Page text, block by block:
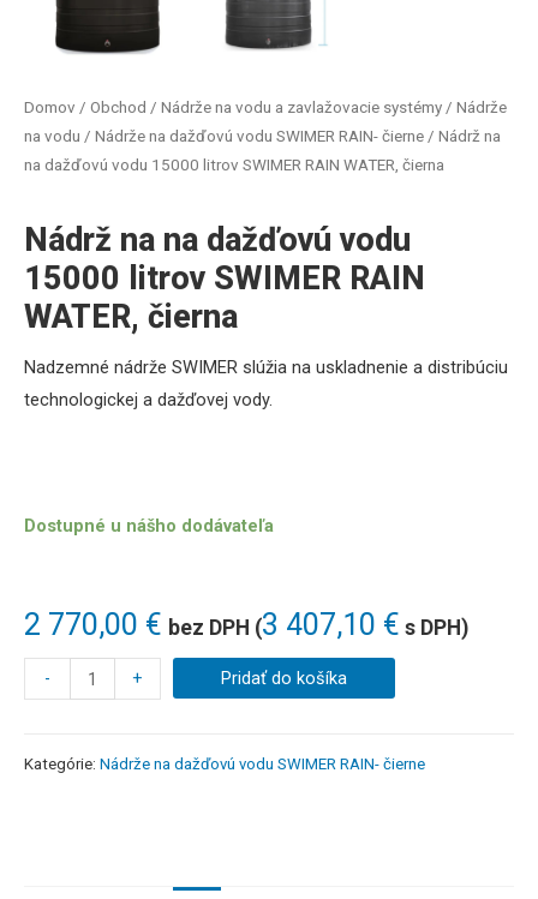
Domov / Obchod / Nádrže na vodu a zavlažovacie systémy / Nádrže
na vodu / Nádrže na dažďovú vodu SWIMER RAIN- čierne / Nádrž na
na dažďovú vodu 15000 litrov SWIMER RAIN WATER, čierna
Nádrž na na dažďovú vodu
15000 litrov SWIMER RAIN
WATER, čierna
2 770,00 € bez DPH (3 407,10 € s DPH)
Nadzemné nádrže SWIMER slúžia na uskladnenie a distribúciu
technologickej a dažďovej vody.
Dostupné u nášho dodávateľa
- + Pridať do košíka
Kategórie: Nádrže na dažďovú vodu SWIMER RAIN- čierne